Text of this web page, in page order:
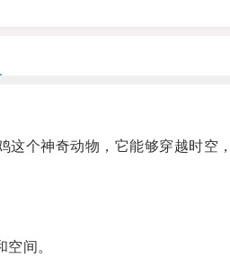
个神奇动物，它能够穿越时空
间。